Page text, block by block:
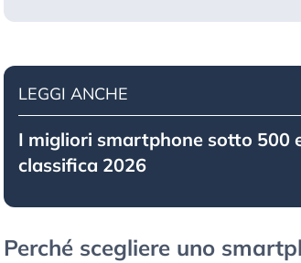
LEGGI ANCHE
I migliori smartphone sotto 500
classifica 2026
Perché scegliere uno